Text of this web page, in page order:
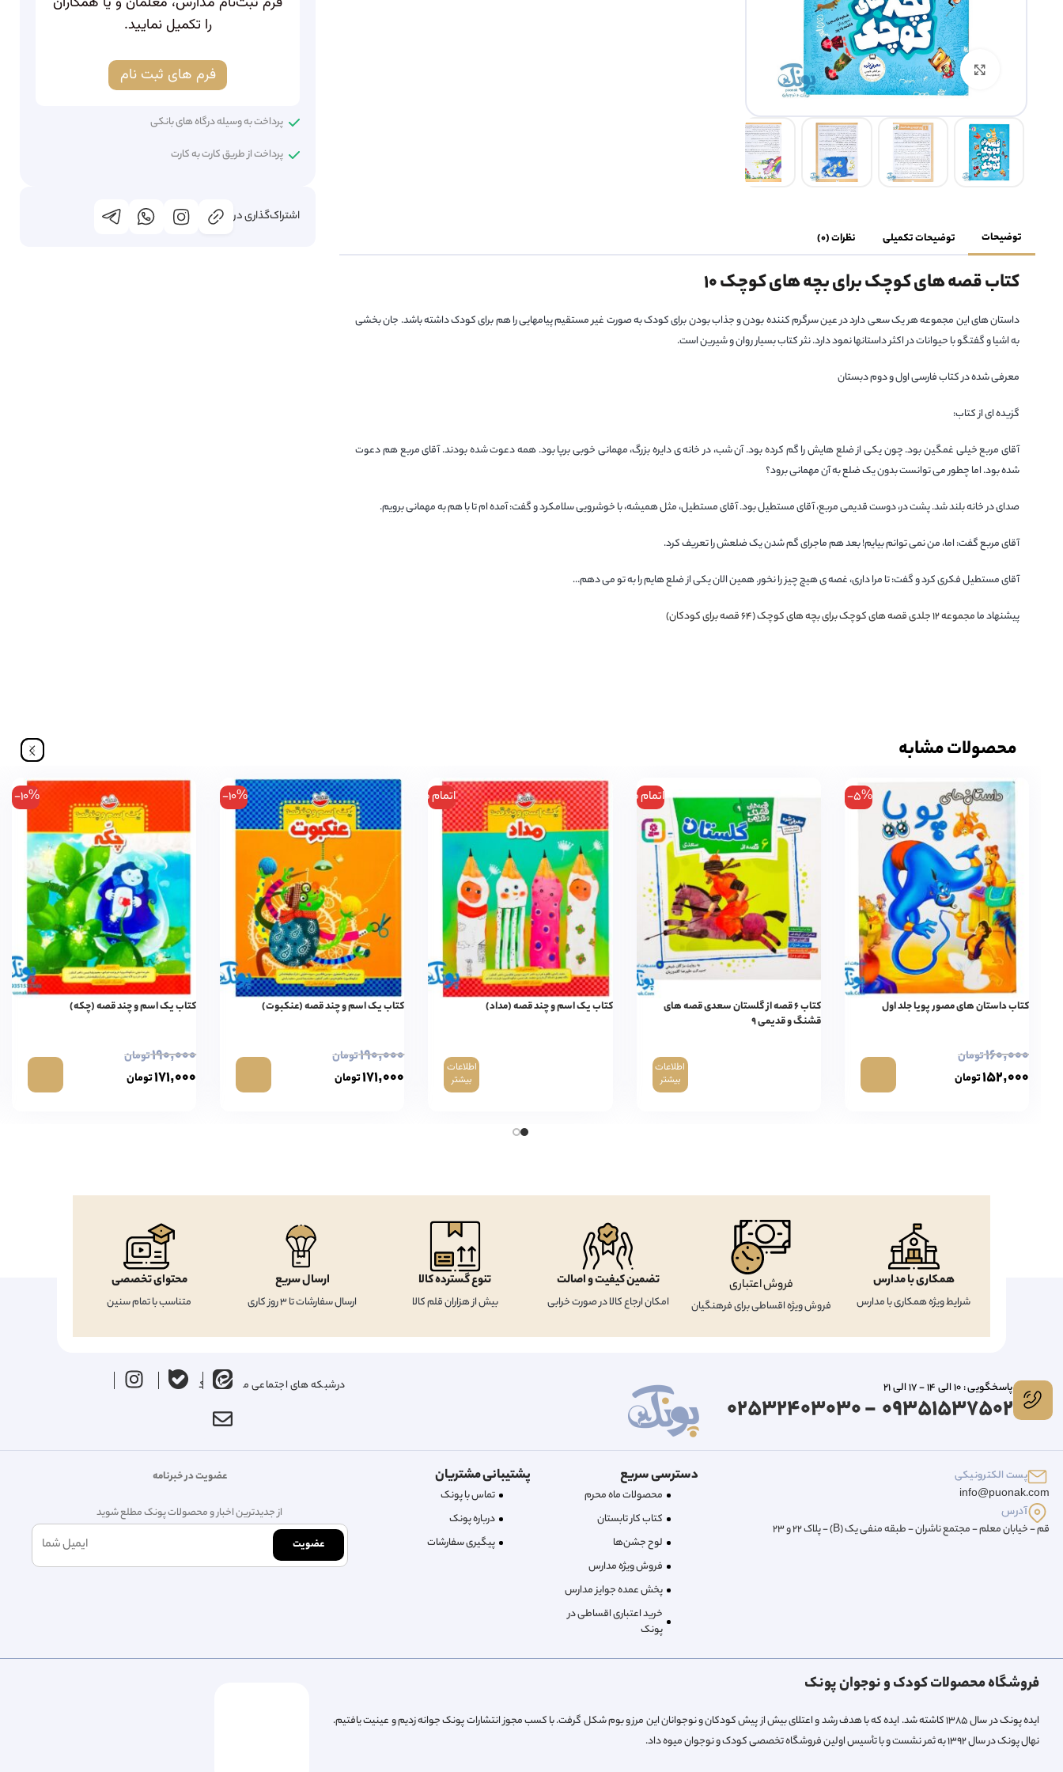
بزرگنمایی تصویر
توضیحات توضیحات تکمیلی نظرات (0)
کتاب قصه های کوچک برای بچه های کوچک ۱۰
داستان های این مجموعه هر یک سعی دارد در عین سرگرم کننده بودن و جذاب بودن برای کودک به صورت غیر مستقیم پیامهایی را هم برای کودک داشته باشد. جان بخشی
به اشیا و گفتگو با حیوانات در اکثر داستانها نمود دارد. نثر کتاب بسیار روان و شیرین است.
معرفی شده در کتاب فارسی اول و دوم دبستان
گزیده ای از کتاب:
آقای مربع خیلی غمگین بود. چون یکی از ضلع هایش را گم کرده بود. آن شب، در خانه ی دایره بزرگ، مهمانی خوبی برپا بود. همه دعوت شده بودند. آقای مربع هم دعوت
شده بود. اما چطور می توانست بدون یک ضلع به آن مهمانی برود؟
صدای در خانه بلند شد. پشت در، دوست قدیمی مربع، آقای مستطیل بود. آقای مستطیل، مثل همیشه، با خوشرویی سلامکرد و گفت: آمده ام تا با هم به مهمانی برویم.
آقای مربع گفت: اما، من نمی توانم بیایم! بعد هم ماجرای گم شدن یک ضلعش را تعریف کرد.
آقای مستطیل فکری کرد و گفت: تا مرا داری، غصه ی هیچ چیز را نخور. همین الان یکی از ضلع هایم را به تو می دهم…
پیشنهاد مامجموعه ۱۲ جلدی قصه های کوچک برای بچه های کوچک (۶۴ قصه برای کودکان)
را تکمیل نمایید.
فرم های ثبت نام
پرداخت به وسیله درگاه های بانکی
پرداخت از طریق کارت به کارت
اشتراک‌گذاری در
محصولات مشابه
-5%
کتاب داستان های مصور پویا جلد اول
۱۶۰,۰۰۰تومان
۱۵۲,۰۰۰تومان
اتمام موجودی
کتاب ۶ قصه از گلستان سعدی قصه های
قشنگ و قدیمی ۹
اطلاعات
بیشتر
اتمام موجودی
کتاب یک اسم و چند قصه (مداد)
اطلاعات
بیشتر
-10%
کتاب یک اسم و چند قصه (عنکبوت)
۱۹۰,۰۰۰تومان
۱۷۱,۰۰۰تومان
-10%
کتاب یک اسم و چند قصه (چکه)
۱۹۰,۰۰۰تومان
۱۷۱,۰۰۰تومان
همکاری با مدارس
شرایط ویژه همکاری با مدارس
فروش اعتباری
فروش ویژه اقساطی برای فرهنگیان
تضمین کیفیت و اصالت
امکان ارجاع کالا در صورت خرابی
تنوع گسترده کالا
بیش از هزاران قلم کالا
ارسال سریع
ارسال سفارشات تا 3 روز کاری
محتوای تخصصی
متناسب با تمام سنین
پاسخگویی : 10 الی 14 - 17 الی 21
09351537502 - 02532403030
درشبکه های اجتماعی ما را دنبال کنید
پست الکترونیکی
info@puonak.com
آدرس
قم - خیابان معلم - مجتمع ناشران - طبقه منفی یک (B) - پلاک 22 و 23
دسترسی سریع
محصولات ماه محرم
کتاب کار تابستان
لوح جشن‌ها
فروش ویژه مدارس
پخش عمده جوایز مدارس
خرید اعتباری اقساطی در
پونک
پشتیبانی مشتریان
تماس با پونک
درباره‌ پونک
پیگیری سفارشات
عضویت در خبرنامه
از جدیدترین اخبار و محصولات پونک مطلع شوید
عضویت
فروشگاه محصولات کودک و نوجوان پونک
ایده پونک در سال ۱۳۸۵ کاشته شد. ایده که با هدف رشد و اعتلای بیش از پیش کودکان و نوجوانان این مرز و بوم شکل گرفت. با کسب مجوز انتشارات پونک جوانه زدیم و عینیت یافتیم.
نهال پونک در سال ۱۳۹۲ به ثمر نشست و با تأسیس اولین فروشگاه تخصصی کودک و نوجوان میوه داد.